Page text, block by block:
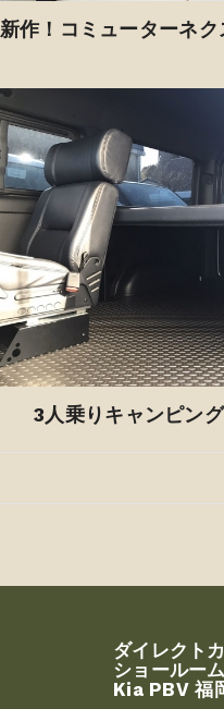
新作！コミューターネク
3人乗りキャンピング
ダイレクト
ショールー
Kia PBV 福